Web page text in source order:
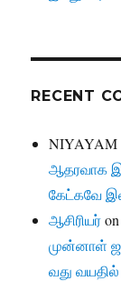
RECENT
NIYAYAM
ஆதரவாக
கேட்கவே
ஆசிரியர்
முன்னாள்
வது